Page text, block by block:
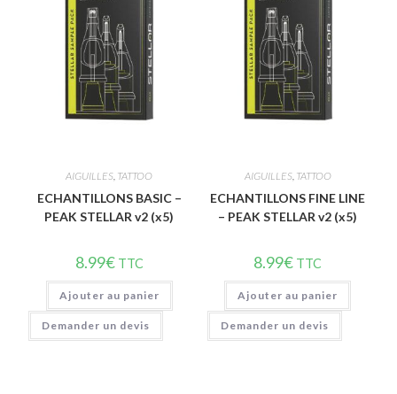
AIGUILLES, TATTOO
ECHANTILLONS BASIC –
PEAK STELLAR v2 (x5)
8.99€ TTC
Ajouter au panier
Demander un devis
AIGUILLES, TATTOO
ECHANTILLONS FINE LINE
– PEAK STELLAR v2 (x5)
8.99€ TTC
Ajouter au panier
Demander un devis